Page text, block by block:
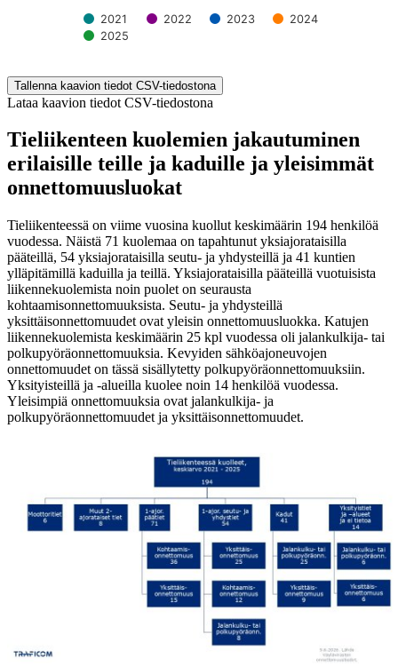
2021 2022 2023
2024
2025
Tallenna kaavion tiedot CSV-tiedostona
Lataa kaavion tiedot CSV-tiedostona
Tieliikenteen kuolemien jakautuminen
erilaisille teille ja kaduille ja yleisimmät
onnettomuusluokat
Tieliikenteessä on viime vuosina kuollut keskimäärin 194 henkilöä
vuodessa. Näistä 71 kuolemaa on tapahtunut yksiajorataisilla
pääteillä, 54 yksiajorataisilla seutu- ja yhdysteillä ja 41 kuntien
ylläpitämillä kaduilla ja teillä. Yksiajorataisilla pääteillä vuotuisista
liikennekuolemista noin puolet on seurausta
kohtaamisonnettomuuksista. Seutu- ja yhdysteillä
yksittäisonnettomuudet ovat yleisin onnettomuusluokka. Katujen
liikennekuolemista keskimäärin 25 kpl vuodessa oli jalankulkija- tai
polkupyöräonnettomuuksia. Kevyiden sähköajoneuvojen
onnettomuudet on tässä sisällytetty polkupyöräonnettomuuksiin.
Yksityisteillä ja -alueilla kuolee noin 14 henkilöä vuodessa.
Yleisimpiä onnettomuuksia ovat jalankulkija- ja
polkupyöräonnettomuudet ja yksittäisonnettomuudet.